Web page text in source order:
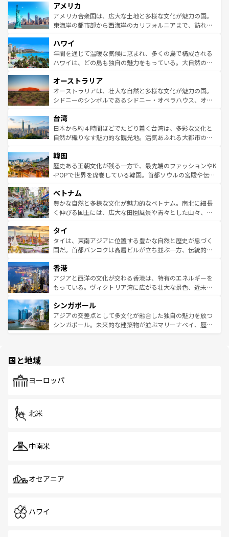
ンツ一覧を参照してほしい。
の建物がそのまま残る町や、スイスならではのユニークな
博物館もあり、アルプス観光だけでなく町歩きも満喫する
ことができる。国民の所得が高いため物価も高いが、旅行
ば市内交通費無料で観光を楽しむこともできる。 なお、新
着のスイス情報はコンテンツ一覧 を参照してほしい。
アメリカ
アメリカ合衆国は、広大な土地と多様な文化が魅力の国。
東海岸の都市部から西海岸のカリフォルニアまで、訪れる
のような巨大都市は、観光、ショッピング、エンターテイ
ンメントが詰まった刺激的なスポットだ。一方、アメリカ
西部には大自然が広がり、グランドキャニオンやイエロー
部のニューオーリンズでは、音楽と美食が融合した独特の
文化が魅力。旅行者はアメリカの各地域で異なる魅力を楽
しみながら、その多様性と豊かな歴史を感じることができ
ならではの贅沢な旅のスタイルだ。 なお、新着のアメリカ
情報はコンテンツ一覧を参照してほしい。
ハワイ
年間を通じて温暖な気候に恵まれ、多くの島で構成される
ハワイは、どの島も独自の魅力をもっている。大自然の神
ワイ島は見逃せない。また、定番の観光地といえばオアフ
島だが、静かな自然を求めるならマウイ島やカウアイ島が
おすすめ。エメラルドグリーンに輝く海をはじめ、豊かな
れるおもてなしの心で訪れる人々を迎えてくれるハワイの
人々、おいしいローカルフードやハワイアンミュージッ
ク、伝統的なフラダンスなど、すべてがハワイの魅力を彩
ワイを、存分に味わってほしい。 なお、新着のハワイ情報
はコンテンツ一覧を参照してほしい。
オーストラリア
オーストラリアは、壮大な自然と多様な文化が魅力の国。
シドニーのシンボルであるシドニー・オペラハウス、オー
リアリーフや大陸中央部にそびえるウルル（エアーズロッ
ク）、タスマニアの美しい原生林やケアンズの熱帯雨林な
ど、見どころがたくさん。また、カフェやワイン、オージ
いる。アクティビティも充実しており、サーフィンやダイ
ビング、ハイキングなど、アウトドア好きにはたまらな
い。オーストラリアの多彩な魅力を存分に味わいつくそ
参照してほしい。
台湾
日本から約４時間ほどでたどり着く台湾は、多彩な文化と
自然が織りなす魅力的な観光地。活気あふれる大都市の台
ン）、静ひつな山岳地帯である台湾東部など、都市の喧騒
と山間の静けさが共存しており、訪れる人に新しい発見と
驚きをもたらしてくれる。また、奥深い台湾の食文化も魅
容にもいいと評判のスイーツなど、バラエティ豊かな料理
が味わえる。 なお、新着の台湾情報は コンテンツ一覧を参
照してほしい。
韓国
歴史ある王朝文化が残る一方で、最先端のファッションやK
-POPで世界を席巻している韓国。首都ソウルの宮殿や伝統
き、地方に足を延ばせば四季折々の自然美を楽しむことが
できる。そして、キムチや焼肉、絶品のストリートフード
まで、さまざまな韓国料理が待っている。夜には、韓国な
リティに包まれながら、韓国の多彩な魅力を心ゆくまで味
わってみてほしい。 なお、新着の韓国情報はコンテンツ一
覧を参照してほしい。
ベトナム
豊かな自然と多様な文化が魅力的なベトナム。南北に細長
く伸びる国土には、広大な田園風景や青々とした山々、世
急速な発展と共に伝統が息づく。ハノイの古い町並みやホ
ーチミン市のフランス統治時代の建物も、独特の雰囲気を
醸し出している。また、バラエティの豊かさとおいしさで
とつ。フォーやバインミー、ベトナムコーヒーなどは、ぜ
ひ現地で味わいたい。どの地域を訪れてもあたたかい人々
が旅行者を迎えてくれるので、きっと忘れられない旅にな
参照してほしい。
タイ
タイは、東南アジアに位置する豊かな自然と歴史が息づく
国だ。首都バンコクは高層ビルが立ち並ぶ一方、伝統的な
の活気が交差している。北部ではチェンマイなどの山岳地
帯で自然と触れ合い、南部ではプーケットやクラビの美し
いビーチでリゾート気分を楽しむことができる。タイ料理
激する。気候は一年中温暖で、どの季節にも異なる楽しみ
が待っている。親しみやすいタイの人々、仏教を中心とし
た文化、そして多様な観光資源が、訪れる旅人を魅了し続
香港
アジアと西洋の文化が交わる香港は、特有のエネルギーを
もっている。ヴィクトリア湾に広がる壮大な景色、近未来
み、どこを訪れても感動するはず。観光スポットが密集し
ており、効率よく見どころを回れるのも魅力。息をのむよ
うな絶景から文化的な体験まで、香港を存分に楽しみ尽く
シンガポール
アジアの交差点として多文化が融合した独自の魅力を放つ
シンガポール。未来的な建築物が並ぶマリーナベイ、歴史
で、ホーカーズは地元の風情を楽しめる外せないスポット
国と地域
ヨーロッパ
北米
中南米
オセアニア
ハワイ